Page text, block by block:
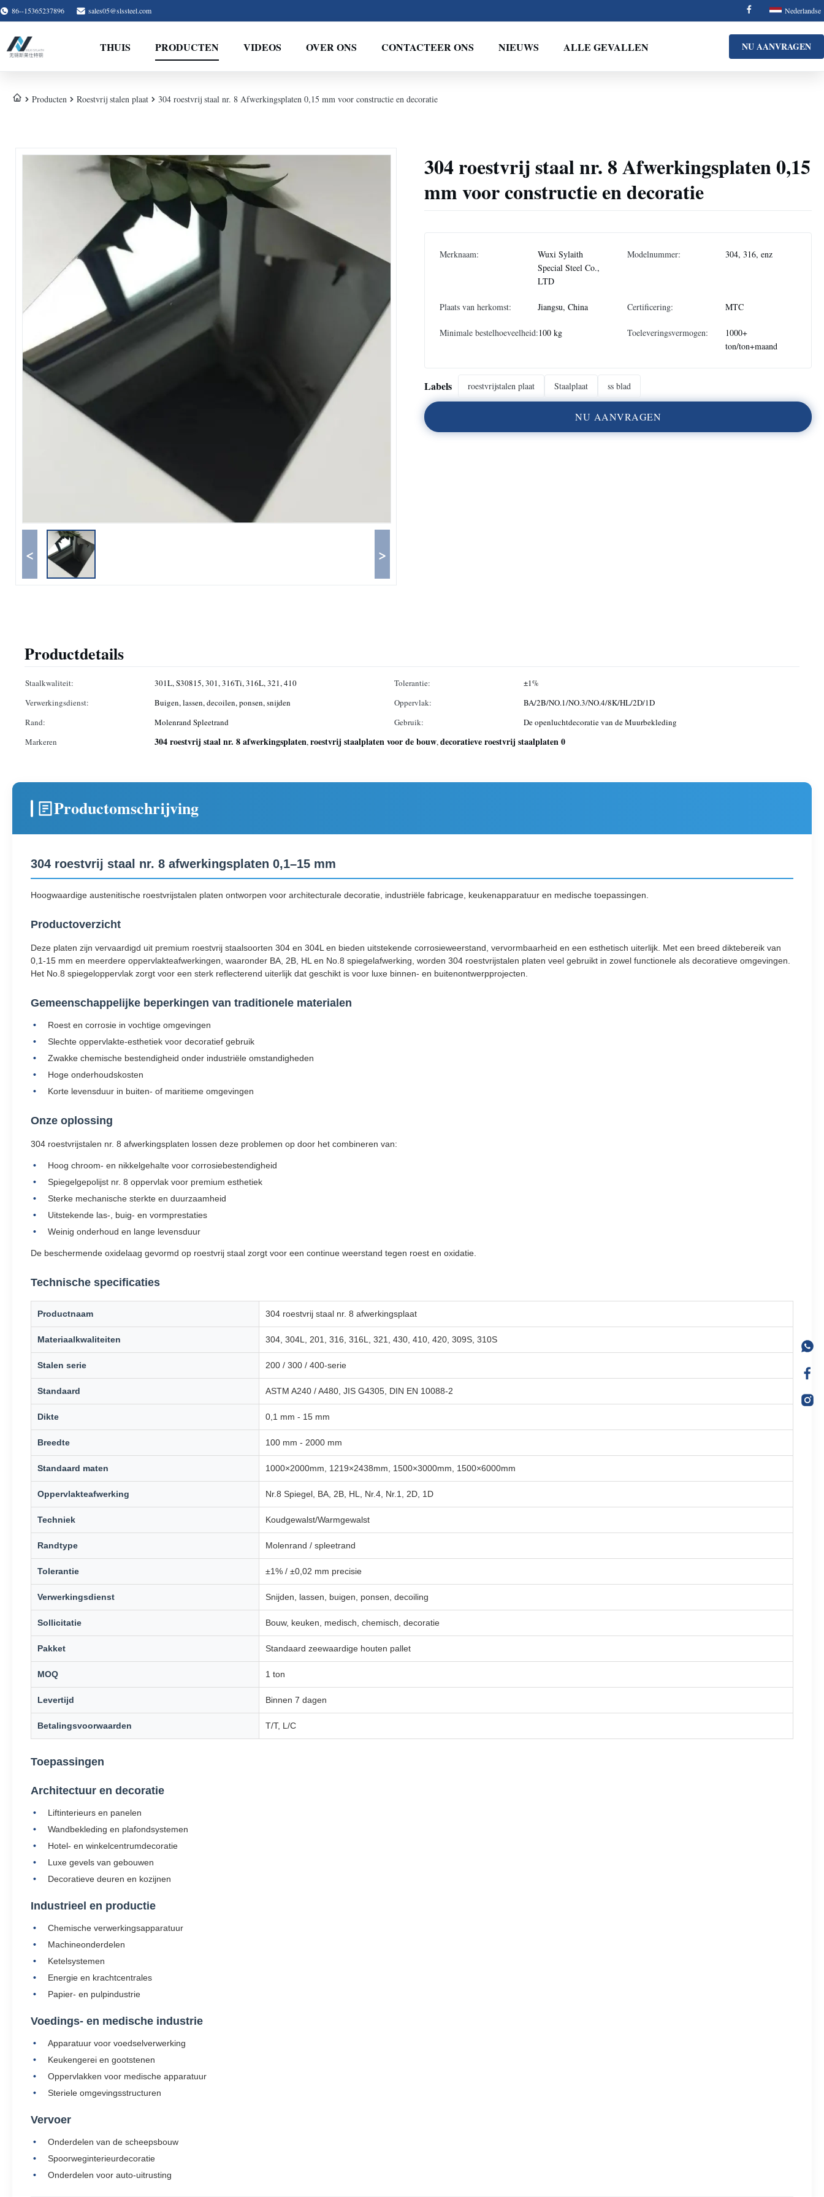
86--15365237896 sales05@slssteel.com Nederlandse
THUIS PRODUCTEN VIDEOS OVER ONS CONTACTEER ONS NIEUWS ALLE GEVALLEN NU AANVRAGEN
Producten Roestvrij stalen plaat 304 roestvrij staal nr. 8 Afwerkingsplaten 0,15 mm voor constructie en decoratie
< >
304 roestvrij staal nr. 8 Afwerkingsplaten 0,15
mm voor constructie en decoratie
Merknaam:
Wuxi Sylaith
Special Steel Co.,
LTD
Modelnummer: 304, 316, enz
Plaats van herkomst: Jiangsu, China Certificering: MTC
Minimale bestelhoeveelheid:100 kg Toeleveringsvermogen:
1000+
ton/ton+maand
Labels roestvrijstalen plaat Staalplaat ss blad
NU AANVRAGEN
Productdetails
Staalkwaliteit: 301L, S30815, 301, 316Ti, 316L, 321, 410 Tolerantie:
±1%
Verwerkingsdienst:
Buigen, lassen, decoilen, ponsen, snijden Oppervlak:
BA/2B/NO.1/NO.3/NO.4/8K/HL/2D/1D
Rand:
Molenrand Spleetrand Gebruik:
De openluchtdecoratie van de Muurbekleding
Markeren
304 roestvrij staal nr. 8 afwerkingsplaten,roestvrij staalplaten voor de bouw,decoratieve roestvrij staalplaten 0
Productomschrijving
304 roestvrij staal nr. 8 afwerkingsplaten 0,1–15 mm
Hoogwaardige austenitische roestvrijstalen platen ontworpen voor architecturale decoratie, industriële fabricage, keukenapparatuur en medische toepassingen.
Productoverzicht
Deze platen zijn vervaardigd uit premium roestvrij staalsoorten 304 en 304L en bieden uitstekende corrosieweerstand, vervormbaarheid en een esthetisch uiterlijk. Met een breed diktebereik van
0,1-15 mm en meerdere oppervlakteafwerkingen, waaronder BA, 2B, HL en No.8 spiegelafwerking, worden 304 roestvrijstalen platen veel gebruikt in zowel functionele als decoratieve omgevingen.
Het No.8 spiegeloppervlak zorgt voor een sterk reflecterend uiterlijk dat geschikt is voor luxe binnen- en buitenontwerpprojecten.
Gemeenschappelijke beperkingen van traditionele materialen
Roest en corrosie in vochtige omgevingen
Slechte oppervlakte-esthetiek voor decoratief gebruik
Zwakke chemische bestendigheid onder industriële omstandigheden
Hoge onderhoudskosten
Korte levensduur in buiten- of maritieme omgevingen
Onze oplossing
304 roestvrijstalen nr. 8 afwerkingsplaten lossen deze problemen op door het combineren van:
Hoog chroom- en nikkelgehalte voor corrosiebestendigheid
Spiegelgepolijst nr. 8 oppervlak voor premium esthetiek
Sterke mechanische sterkte en duurzaamheid
Uitstekende las-, buig- en vormprestaties
Weinig onderhoud en lange levensduur
De beschermende oxidelaag gevormd op roestvrij staal zorgt voor een continue weerstand tegen roest en oxidatie.
Technische specificaties
Productnaam 304 roestvrij staal nr. 8 afwerkingsplaat
Materiaalkwaliteiten 304, 304L, 201, 316, 316L, 321, 430, 410, 420, 309S, 310S
Stalen serie 200 / 300 / 400-serie
Standaard ASTM A240 / A480, JIS G4305, DIN EN 10088-2
Dikte 0,1 mm - 15 mm
Breedte 100 mm - 2000 mm
Standaard maten 1000×2000mm, 1219×2438mm, 1500×3000mm, 1500×6000mm
Oppervlakteafwerking Nr.8 Spiegel, BA, 2B, HL, Nr.4, Nr.1, 2D, 1D
Techniek Koudgewalst/Warmgewalst
Randtype Molenrand / spleetrand
Tolerantie ±1% / ±0,02 mm precisie
Verwerkingsdienst Snijden, lassen, buigen, ponsen, decoiling
Sollicitatie Bouw, keuken, medisch, chemisch, decoratie
Pakket Standaard zeewaardige houten pallet
MOQ 1 ton
Levertijd Binnen 7 dagen
Betalingsvoorwaarden T/T, L/C
Toepassingen
Architectuur en decoratie
Liftinterieurs en panelen
Wandbekleding en plafondsystemen
Hotel- en winkelcentrumdecoratie
Luxe gevels van gebouwen
Decoratieve deuren en kozijnen
Industrieel en productie
Chemische verwerkingsapparatuur
Machineonderdelen
Ketelsystemen
Energie en krachtcentrales
Papier- en pulpindustrie
Voedings- en medische industrie
Apparatuur voor voedselverwerking
Keukengerei en gootstenen
Oppervlakken voor medische apparatuur
Steriele omgevingsstructuren
Vervoer
Onderdelen van de scheepsbouw
Spoorweginterieurdecoratie
Onderdelen voor auto-uitrusting